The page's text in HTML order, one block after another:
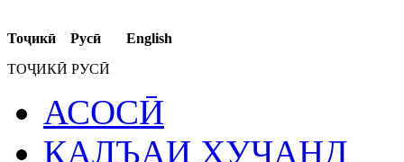
Тоҷикӣ Русӣ English
ТОҶИКӢ РУСӢ
АСОСӢ
ҚАЛЪАИ ХУҶАНД